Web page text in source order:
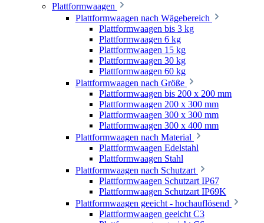
Plattformwaagen
Plattformwaagen nach Wägebereich
Plattformwaagen bis 3 kg
Plattformwaagen 6 kg
Plattformwaagen 15 kg
Plattformwaagen 30 kg
Plattformwaagen 60 kg
Plattformwaagen nach Größe
Plattformwaagen bis 200 x 200 mm
Plattformwaagen 200 x 300 mm
Plattformwaagen 300 x 300 mm
Plattformwaagen 300 x 400 mm
Plattformwaagen nach Material
Plattformwaagen Edelstahl
Plattformwaagen Stahl
Plattformwaagen nach Schutzart
Plattformwaagen Schutzart IP67
Plattformwaagen Schutzart IP69K
Plattformwaagen geeicht - hochauflösend
Plattformwaagen geeicht C3